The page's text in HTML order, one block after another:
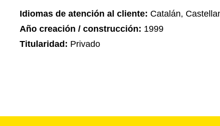
Idiomas de atención al cliente: Catalán,
Año creación / construcción: 1999
Titularidad: Privado